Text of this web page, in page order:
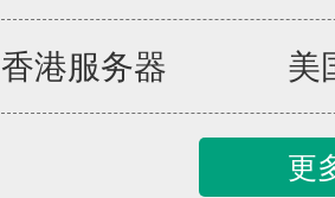
香港服务器 美
更